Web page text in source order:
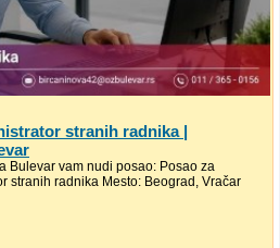
stranih radnika |
Bulevar vam nudi posao: Posao za
stranih radnika Mesto: Beograd, Vračar